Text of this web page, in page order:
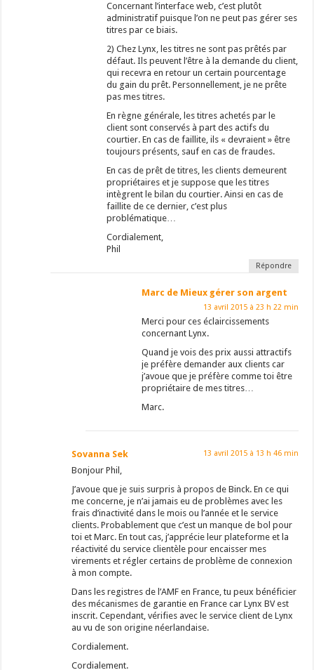
Concernant l’interface web, c’est plutôt
administratif puisque l’on ne peut pas gérer ses
titres par ce biais.
2) Chez Lynx, les titres ne sont pas prêtés par
défaut. Ils peuvent l’être à la demande du client,
qui recevra en retour un certain pourcentage
du gain du prêt. Personnellement, je ne prête
pas mes titres.
En règne générale, les titres achetés par le
client sont conservés à part des actifs du
courtier. En cas de faillite, ils « devraient » être
toujours présents, sauf en cas de fraudes.
En cas de prêt de titres, les clients demeurent
propriétaires et je suppose que les titres
intègrent le bilan du courtier. Ainsi en cas de
faillite de ce dernier, c’est plus
problématique…
Cordialement,
Phil
Répondre
Marc de Mieux gérer son argent
13 avril 2015 à 23 h 22 min
Merci pour ces éclaircissements
concernant Lynx.
Quand je vois des prix aussi attractifs
je préfère demander aux clients car
j’avoue que je préfère comme toi être
propriétaire de mes titres…
Marc.
Sovanna Sek 13 avril 2015 à 13 h 46 min
Bonjour Phil,
J’avoue que je suis surpris à propos de Binck. En ce qui
me concerne, je n’ai jamais eu de problèmes avec les
frais d’inactivité dans le mois ou l’année et le service
clients. Probablement que c’est un manque de bol pour
toi et Marc. En tout cas, j’apprécie leur plateforme et la
réactivité du service clientèle pour encaisser mes
virements et régler certains de problème de connexion
à mon compte.
Dans les registres de l’AMF en France, tu peux bénéficier
des mécanismes de garantie en France car Lynx BV est
inscrit. Cependant, vérifies avec le service client de Lynx
au vu de son origine néerlandaise.
Cordialement.
Cordialement.